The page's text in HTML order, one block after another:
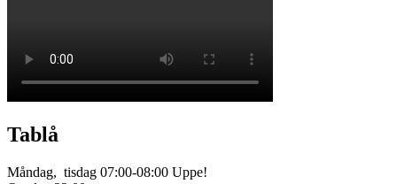
Tablå
Måndag, tisdag 07:00-08:00 Uppe!